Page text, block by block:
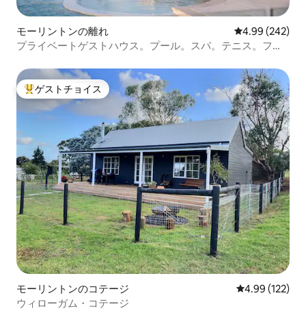
モーリントンの離れ レビュー242
4.99 (242)
プライベートゲストハウス。プール。スパ。テニス。ファ
大好評のゲストチョイスです。
ゲストチョイス
モーリントンのコテージ レビュー122
4.99 (122)
ウィローガム・コテージ